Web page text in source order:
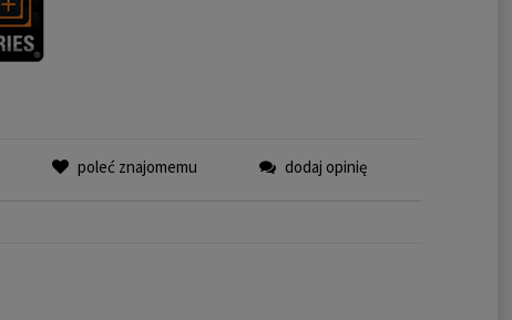
poleć znajomemu dodaj opinię